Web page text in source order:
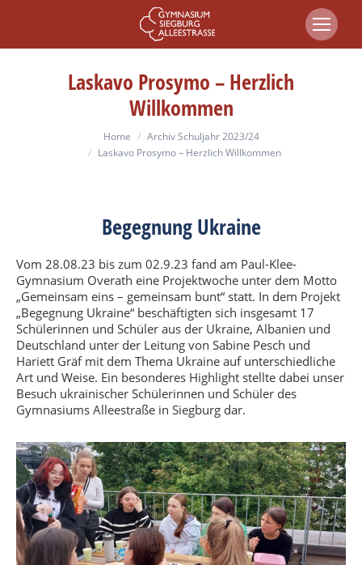
Laskavo Prosymo – Herzlich
Willkommen
Home
Archiv Schuljahr 2023/24
Laskavo Prosymo – Herzlich Willkommen
Begegnung Ukraine
Vom 28.08.23 bis zum 02.9.23 fand am Paul-Klee-
Gymnasium Overath eine Projektwoche unter dem Motto
„Gemeinsam eins – gemeinsam bunt“ statt. In dem Projekt
„Begegnung Ukraine“ beschäftigten sich insgesamt 17
Schülerinnen und Schüler aus der Ukraine, Albanien und
Deutschland unter der Leitung von Sabine Pesch und
Hariett Gräf mit dem Thema Ukraine auf unterschiedliche
Art und Weise. Ein besonderes Highlight stellte dabei unser
Besuch ukrainischer Schülerinnen und Schüler des
Gymnasiums Alleestraße in Siegburg dar.